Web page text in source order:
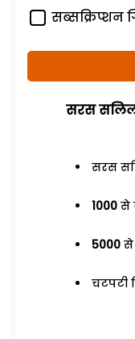
सब्सक्रिप्शन
सरस
सरस
1000 से
5000 से
चटपटी